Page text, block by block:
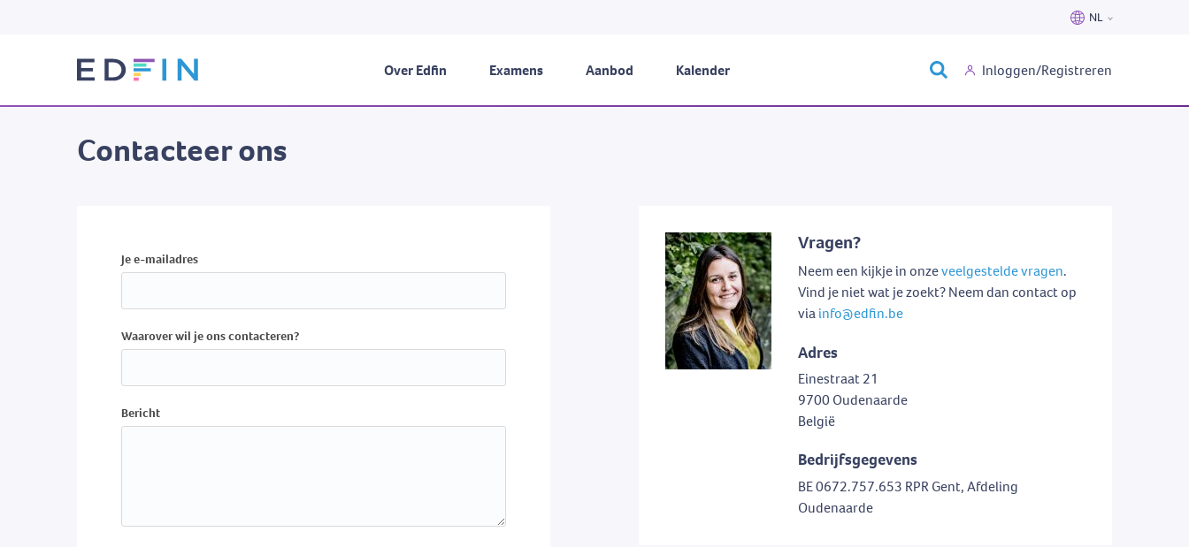
NL
Français
Over Edfin Examens Aanbod Kalender Inloggen/Registreren
Contacteer ons
Je e-mailadres
Waarover wil je ons contacteren?
Bericht
Vragen?
Neem een kijkje in onzeveelgestelde vragen.
Vind je niet wat je zoekt? Neem dan contact op
viainfo@edfin.be
Adres
Einestraat 21
9700 Oudenaarde
België
Bedrijfsgegevens
BE 0672.757.653 RPR Gent, Afdeling
Oudenaarde